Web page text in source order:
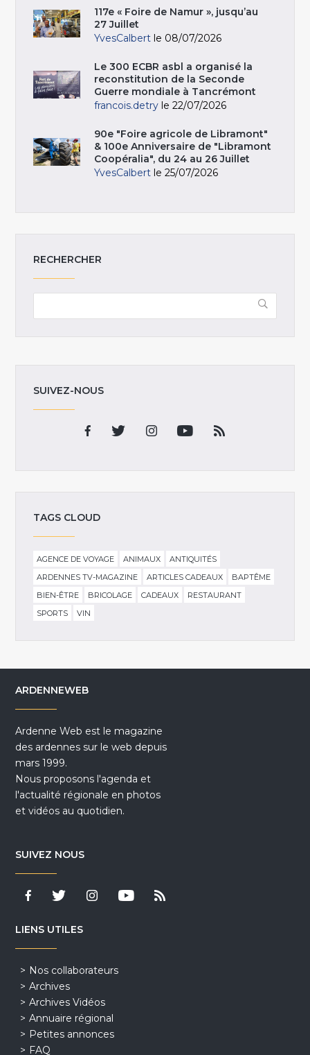
117e « Foire de Namur », jusqu’au
27 Juillet
YvesCalbert le 08/07/2026
Le 300 ECBR asbl a organisé la
reconstitution de la Seconde
Guerre mondiale à Tancrémont
francois.detry le 22/07/2026
90e "Foire agricole de Libramont"
& 100e Anniversaire de "Libramont
Coopéralia", du 24 au 26 Juillet
YvesCalbert le 25/07/2026
RECHERCHER
SUIVEZ-NOUS
TAGS CLOUD
AGENCE DE VOYAGE ANIMAUX
ANTIQUITÉS
ARDENNES TV-MAGAZINE
ARTICLES CADEAUX
BAPTÊME
BIEN-ÊTRE
BRICOLAGE CADEAUX
RESTAURANT
SPORTS
VIN
ARDENNEWEB
Ardenne Web est le magazine
des ardennes sur le web depuis
mars 1999.
Nous proposons l'agenda et
l'actualité régionale en photos
et vidéos au quotidien.
SUIVEZ NOUS
LIENS UTILES
Nos collaborateurs
Archives
Archives Vidéos
Annuaire régional
Petites annonces
FAQ